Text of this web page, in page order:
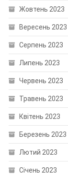
Жовтень 2023
Вересень 2023
Серпень 2023
Липень 2023
Червень 2023
Травень 2023
Квітень 2023
Березень 2023
Лютий 2023
Січень 2023